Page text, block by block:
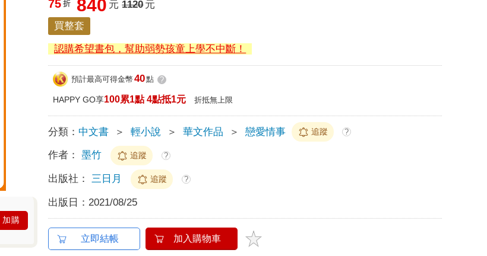
加購
75 折 840 元 1120元
買整套
認購希望書包，幫助弱勢孩童上學不中斷！
預計最高可得金幣 40點 ?
HAPPY GO享100累1點 4點抵1元 折抵無上限
分類： 中文書 ＞ 輕小說 ＞ 華文作品 ＞ 戀愛情事 追蹤 ?
作者： 墨竹 追蹤 ?
出版社： 三日月 追蹤 ?
出版日： 2021/08/25
立即結帳 加入購物車